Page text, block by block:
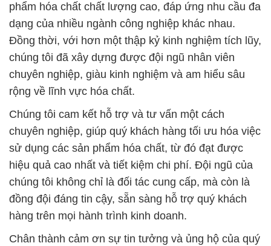
phẩm hóa chất chất lượng cao, đáp ứng nhu cầu đa
dạng của nhiều ngành công nghiệp khác nhau.
Đồng thời, với hơn một thập kỷ kinh nghiệm tích lũy,
chúng tôi đã xây dựng được đội ngũ nhân viên
chuyên nghiệp, giàu kinh nghiệm và am hiểu sâu
rộng về lĩnh vực hóa chất.
Chúng tôi cam kết hỗ trợ và tư vấn một cách
chuyên nghiệp, giúp quý khách hàng tối ưu hóa việc
sử dụng các sản phẩm hóa chất, từ đó đạt được
hiệu quả cao nhất và tiết kiệm chi phí. Đội ngũ của
chúng tôi không chỉ là đối tác cung cấp, mà còn là
đồng đội đáng tin cậy, sẵn sàng hỗ trợ quý khách
hàng trên mọi hành trình kinh doanh.
Chân thành cảm ơn sự tin tưởng và ủng hộ của quý